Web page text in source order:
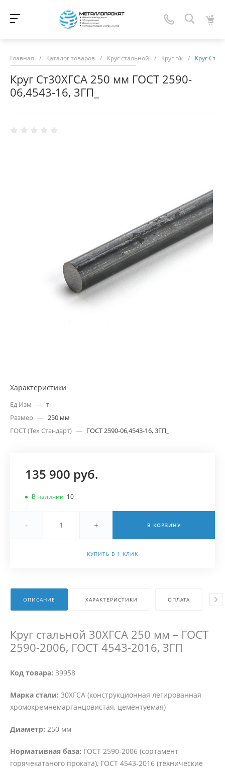
Главная / Каталог товаров / Круг стальной / Круг г/к / Круг
Круг Ст30ХГСА 250 мм ГОСТ 2590-
06,4543-16, 3ГП_
Характеристики
Ед Изм — т
Размер — 250 мм
ГОСТ (Тех Стандарт) — ГОСТ 2590-06,4543-16, 3ГП_
135 900 руб.
В наличии 10
- + В КОРЗИНУ
КУПИТЬ В 1 КЛИК
ОПИСАНИЕ ХАРАКТЕРИСТИКИ ОПЛАТА
Круг стальной 30ХГСА 250 мм – ГОСТ
2590-2006, ГОСТ 4543-2016, 3ГП
Код товара: 39958
Марка стали: 30ХГСА (конструкционная легированная
хромокремнемарганцовистая, цементуемая)
Диаметр: 250 мм
Нормативная база: ГОСТ 2590-2006 (сортамент
горячекатаного проката), ГОСТ 4543-2016 (технические